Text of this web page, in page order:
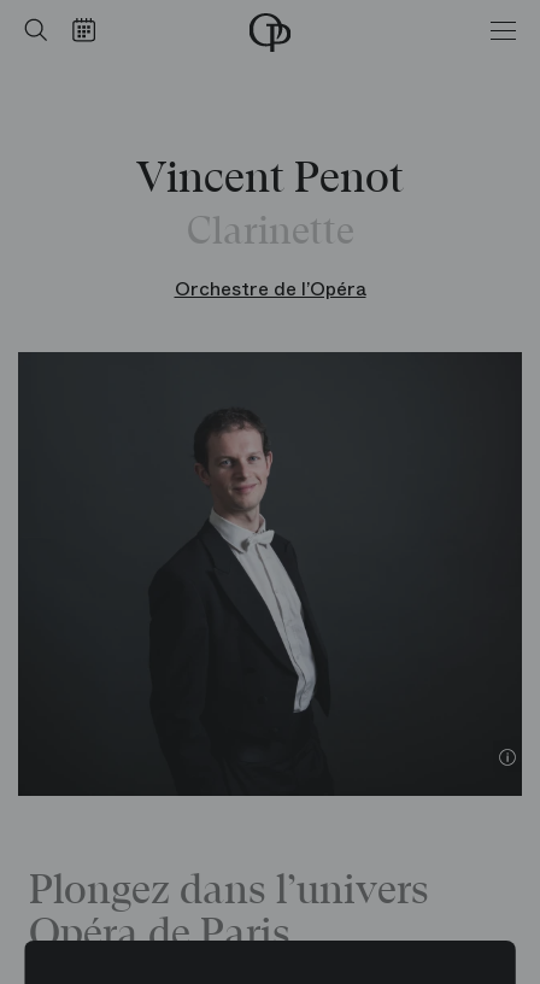
Rechercher
Calendrier Accueil
Vincent Penot
Clarinette
Orchestre de l’Opéra
Plongez dans l’univers
Opéra de Paris